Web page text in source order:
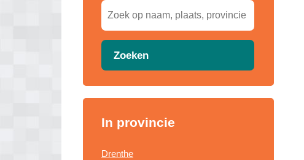
Zoeken
In provincie
Drenthe